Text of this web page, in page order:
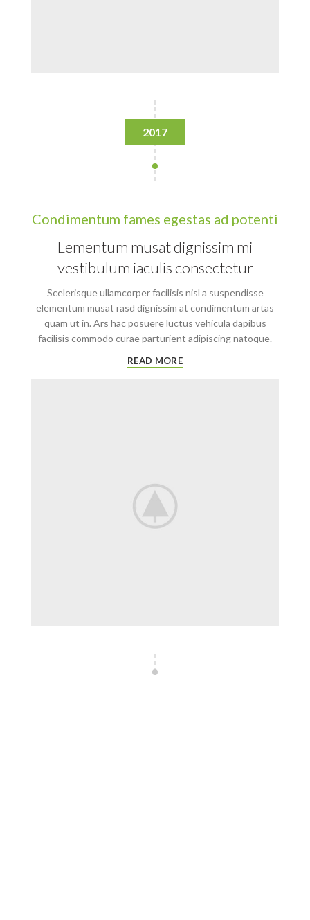
2017
Condimentum fames egestas ad potenti
Lementum musat dignissim mi
vestibulum iaculis consectetur
Scelerisque ullamcorper facilisis nisl a suspendisse
elementum musat rasd dignissim at condimentum artas
quam ut in. Ars hac posuere luctus vehicula dapibus
facilisis commodo curae parturient adipiscing natoque.
READ MORE